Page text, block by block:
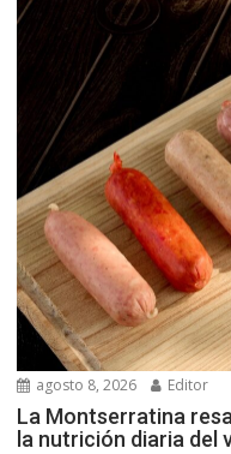
agosto 8, 2026 Editor
La Montserratina
la nutrición diaria del